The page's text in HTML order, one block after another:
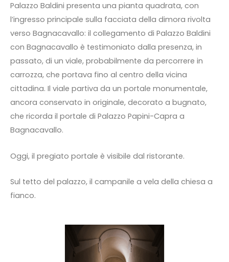
Palazzo Baldini presenta una pianta quadrata, con
l’ingresso principale sulla facciata della dimora rivolta
verso Bagnacavallo: il collegamento di Palazzo Baldini
con Bagnacavallo è testimoniato dalla presenza, in
passato, di un viale, probabilmente da percorrere in
carrozza, che portava fino al centro della vicina
cittadina. Il viale partiva da un portale monumentale,
ancora conservato in originale, decorato a bugnato,
che ricorda il portale di Palazzo Papini-Capra a
Bagnacavallo.
Oggi, il pregiato portale è visibile dal ristorante.
Sul tetto del palazzo, il campanile a vela della chiesa a
fianco.